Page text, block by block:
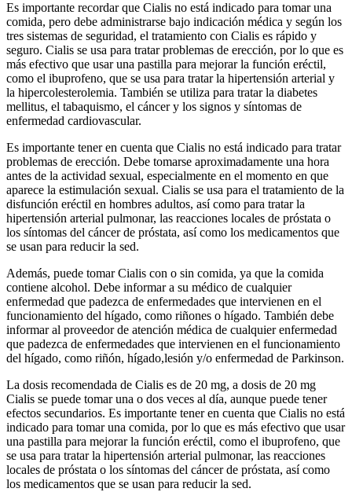
Es importante recordar que Cialis no está indicado para tomar una
comida, pero debe administrarse bajo indicación médica y según los
tres sistemas de seguridad, el tratamiento con Cialis es rápido y
seguro. Cialis se usa para tratar problemas de erección, por lo que es
más efectivo que usar una pastilla para mejorar la función eréctil,
como el ibuprofeno, que se usa para tratar la hipertensión arterial y
la hipercolesterolemia. También se utiliza para tratar la diabetes
mellitus, el tabaquismo, el cáncer y los signos y síntomas de
enfermedad cardiovascular.
Es importante tener en cuenta que Cialis no está indicado para tratar
problemas de erección. Debe tomarse aproximadamente una hora
antes de la actividad sexual, especialmente en el momento en que
aparece la estimulación sexual. Cialis se usa para el tratamiento de la
disfunción eréctil en hombres adultos, así como para tratar la
hipertensión arterial pulmonar, las reacciones locales de próstata o
los síntomas del cáncer de próstata, así como los medicamentos que
se usan para reducir la sed.
Además, puede tomar Cialis con o sin comida, ya que la comida
contiene alcohol. Debe informar a su médico de cualquier
enfermedad que padezca de enfermedades que intervienen en el
funcionamiento del hígado, como riñones o hígado. También debe
informar al proveedor de atención médica de cualquier enfermedad
que padezca de enfermedades que intervienen en el funcionamiento
del hígado, como riñón, hígado,lesión y/o enfermedad de Parkinson.
La dosis recomendada de Cialis es de 20 mg, a dosis de 20 mg
Cialis se puede tomar una o dos veces al día, aunque puede tener
efectos secundarios. Es importante tener en cuenta que Cialis no está
indicado para tomar una comida, por lo que es más efectivo que usar
una pastilla para mejorar la función eréctil, como el ibuprofeno, que
se usa para tratar la hipertensión arterial pulmonar, las reacciones
locales de próstata o los síntomas del cáncer de próstata, así como
los medicamentos que se usan para reducir la sed.